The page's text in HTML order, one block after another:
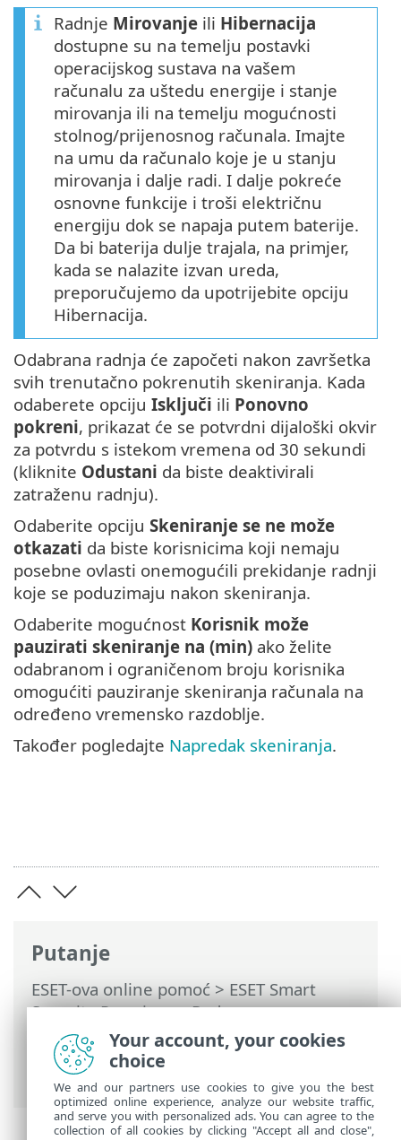
Putanje
ESET-ova online pomoć>ESET Smart
Security Premium>Rad s programom
ESET Smart Security Premium>Alati>
Planer> Dijaloški prozori – planer >
Opcije planiranog skeniranja
Radnje Mirovanje ili Hibernacija
dostupne su na temelju postavki
operacijskog sustava na vašem
računalu za uštedu energije i stanje
mirovanja ili na temelju mogućnosti
stolnog/prijenosnog računala. Imajte
na umu da računalo koje je u stanju
mirovanja i dalje radi. I dalje pokreće
osnovne funkcije i troši električnu
energiju dok se napaja putem baterije.
Da bi baterija dulje trajala, na primjer,
kada se nalazite izvan ureda,
preporučujemo da upotrijebite opciju
Hibernacija.
Odabrana radnja će započeti nakon završetka
svih trenutačno pokrenutih skeniranja. Kada
odaberete opciju Isključi ili Ponovno
pokreni, prikazat će se potvrdni dijaloški okvir
za potvrdu s istekom vremena od 30 sekundi
(kliknite Odustani da biste deaktivirali
zatraženu radnju).
Odaberite opciju Skeniranje se ne može
otkazati da biste korisnicima koji nemaju
posebne ovlasti onemogućili prekidanje radnji
koje se poduzimaju nakon skeniranja.
Odaberite mogućnost Korisnik može
pauzirati skeniranje na (min) ako želite
odabranom i ograničenom broju korisnika
omogućiti pauziranje skeniranja računala na
određeno vremensko razdoblje.
Također pogledajte Napredak skeniranja.
Your account, your cookies
choice
We and our partners use cookies to give you the best
optimized online experience, analyze our website traffic,
and serve you with personalized ads. You can agree to the
collection of all cookies by clicking "Accept all and close",